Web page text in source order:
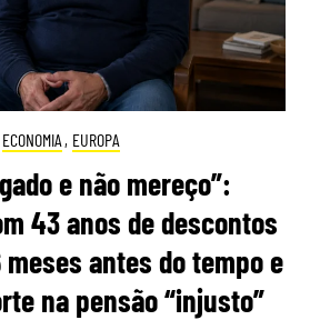
ECONOMIA , EUROPA
e não mereço”:
43 anos de descontos
antes do tempo e
na pensão “injusto”